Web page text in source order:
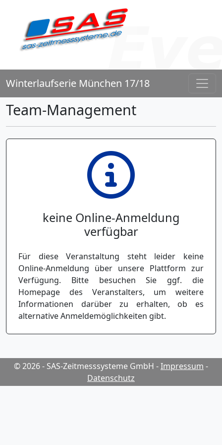
Winterlaufserie München 17/18
Team-Management
keine Online-Anmeldung
verfügbar
Für diese Veranstaltung steht leider keine
Online-Anmeldung über unsere Plattform zur
Verfügung. Bitte besuchen Sie ggf. die
Homepage des Veranstalters, um weitere
Informationen darüber zu erhalten, ob es
alternative Anmeldemöglichkeiten gibt.
© 2026 - SAS-Zeitmesssysteme GmbH -Impressum -
Datenschutz